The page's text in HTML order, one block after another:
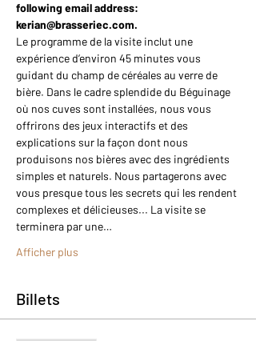
following email address:
kerian@brasseriec.com.
Le programme de la visite inclut une
expérience d’environ 45 minutes vous
guidant du champ de céréales au verre de
bière. Dans le cadre splendide du Béguinage
où nos cuves sont installées, nous vous
offrirons des jeux interactifs et des
explications sur la façon dont nous
produisons nos bières avec des ingrédients
simples et naturels. Nous partagerons avec
vous presque tous les secrets qui les rendent
complexes et délicieuses... La visite se
terminera par une…
Afficher plus
Billets